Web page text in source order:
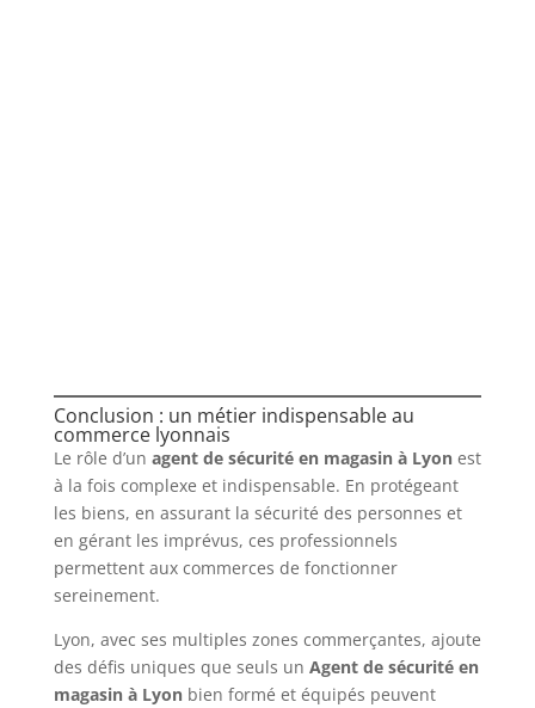
Conclusion : un métier indispensable au
commerce lyonnais
Le rôle d’un agent de sécurité en magasin à Lyonest
à la fois complexe et indispensable. En protégeant
les biens, en assurant la sécurité des personnes et
en gérant les imprévus, ces professionnels
permettent aux commerces de fonctionner
sereinement.
Lyon, avec ses multiples zones commerçantes, ajoute
des défis uniques que seuls un Agent de sécurité en
magasin à Lyonbien formé et équipés peuvent